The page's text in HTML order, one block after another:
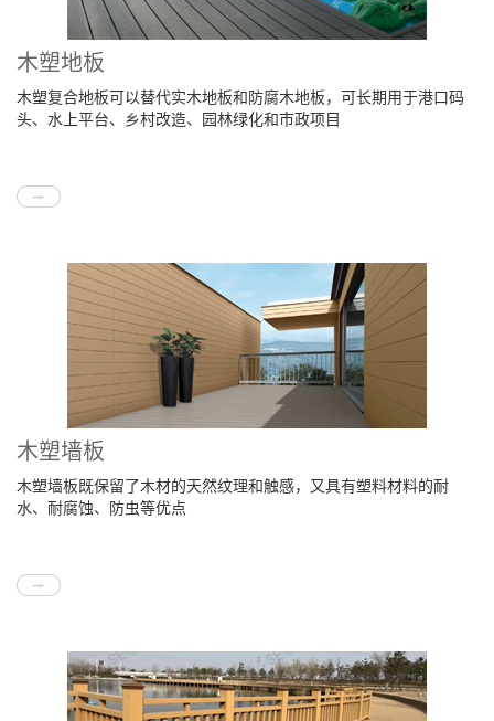
木塑地板
木塑复合地板可以替代实木地板和防腐木地板，可长期用于港口码
头、水上平台、乡村改造、园林绿化和市政项目
木塑墙板
木塑墙板既保留了木材的天然纹理和触感，又具有塑料材料的耐
水、耐腐蚀、防虫等优点